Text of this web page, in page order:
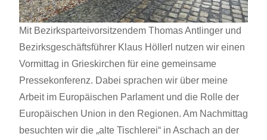
Mit Bezirksparteivorsitzendem Thomas Antlinger und
Bezirksgeschäftsführer Klaus Höllerl nutzen wir einen
Vormittag in Grieskirchen für eine gemeinsame
Pressekonferenz. Dabei sprachen wir über meine
Arbeit im Europäischen Parlament und die Rolle der
Europäischen Union in den Regionen. Am Nachmittag
besuchten wir die „alte Tischlerei“ in Aschach an der